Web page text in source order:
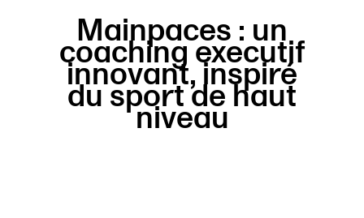
Mainpaces : un
coaching executif
innovant, inspiré
du sport de haut
niveau